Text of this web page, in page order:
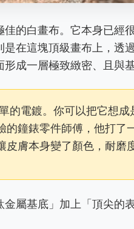
的白畫布。它本身已經
是在這塊頂級畫布上，透
成一層極致緻密、且與
的電鍍。你可以把它想
鐘錶零件師傅，他打了
膚本身變了顏色，耐磨
屬基底」加上「頂尖的